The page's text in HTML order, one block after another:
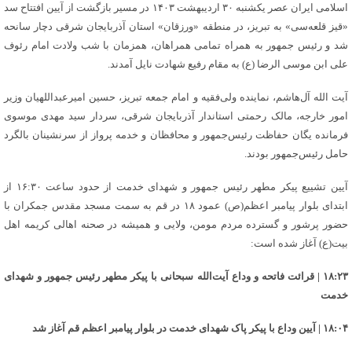
اسلامی ایران عصر یکشنبه ۳۰ اردیبهشت ۱۴۰۳ در مسیر بازگشت از آیین افتتاح سد
«قیز قلعه‌سی» به تبریز، در منطقه «ورزقان» استان آذربایجان شرقی دچار سانحه
شد و رئیس جمهور به همراه تمامی همراهان، همزمان با شب ولادت امام رئوف
علی ابن موسی الرضا (ع) به مقام رفیع شهادت نایل آمدند.
آیت الله آل‌هاشم، نماینده ولی‌فقیه و امام جمعه تبریز، حسین امیرعبداللهیان وزیر
امور خارجه، مالک رحمتی استاندار آذربایجان شرقی، سردار سید مهدی موسوی
فرمانده یگان حفاظت رئیس‌جمهور و محافظان و خدمه پرواز از سرنشینان بالگرد
حامل رئیس‌جمهور بودند.
آیین تشییع پیکر مطهر رئیس جمهور و شهدای خدمت از حدود ساعت ۱۶:۳۰ از
ابتدای بلوار پیامبر اعظم(ص) عمود ۱۸ در قم به سمت مسجد مقدس جمکران با
حضور پرشور و گسترده مردم مومن، ولایی و همیشه در صحنه اهالی کریمه اهل
بیت(ع) آغاز شده است:
۱۸:۲۳ | قرائت فاتحه و وداع آیت‌الله سبحانی با پیکر مطهر رئیس جمهور و شهدای
خدمت
۱۸:۰۴ | آیین وداع با پیکر پاک شهدای خدمت در بلوار پیامبر اعظم قم آغاز شد